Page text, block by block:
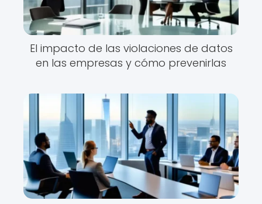
El impacto de las violaciones de datos
en las empresas y cómo prevenirlas